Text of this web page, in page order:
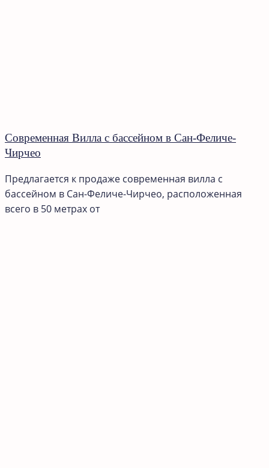
Современная Вилла с бассейном в Сан-Феличе-
Чирчео
Предлагается к продаже современная вилла с
бассейном в Сан-Феличе-Чирчео, расположенная
всего в 50 метрах от